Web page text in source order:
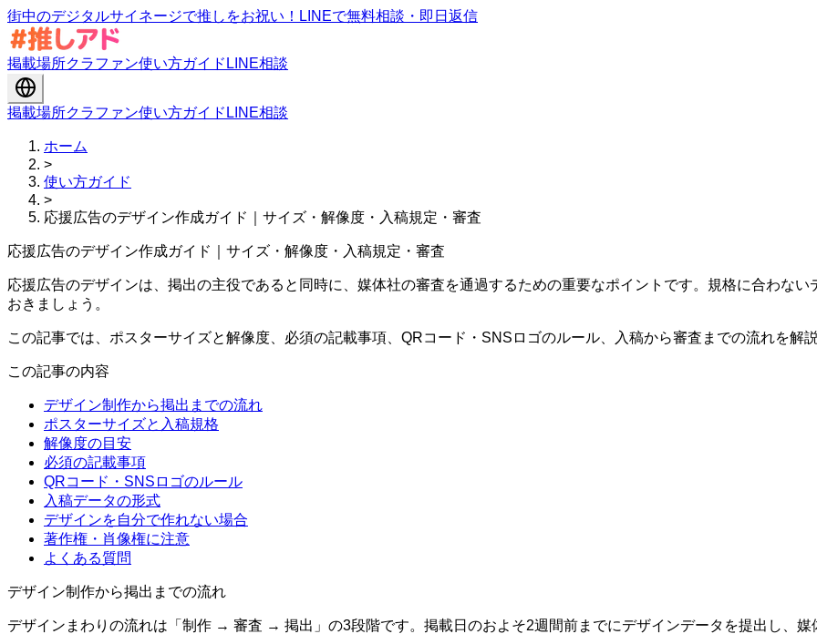
街中のデジタルサイネージで推しをお祝い！LINEで無料相談・即日返信
掲載場所クラファン使い方ガイド LINE相談
掲載場所クラファン使い方ガイド LINE相談
ホーム
>
使い方ガイド
>
応援広告のデザイン作成ガイド｜サイズ・解像度・入稿規定・審査
応援広告のデザイン作成ガイド｜サイズ・解像度・入稿規定・審査
応援広告のデザインは、掲出の主役であると同時に、媒体社の審査を通過するための重要なポイントです。規格に合わな
おきましょう。
この記事では、ポスターサイズと解像度、必須の記載事項、QRコード・SNSロゴのルール、入稿から審査までの流れを解
この記事の内容
デザイン制作から掲出までの流れ
ポスターサイズと入稿規格
解像度の目安
必須の記載事項
QRコード・SNSロゴのルール
入稿データの形式
デザインを自分で作れない場合
著作権・肖像権に注意
よくある質問
デザイン制作から掲出までの流れ
デザインまわりの流れは「制作 → 審査 → 掲出」の3段階です。掲載日のおよそ2週間前までにデザインデータを提出し、